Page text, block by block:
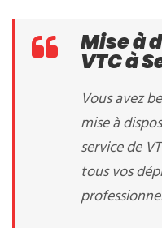
Mise à
VTC à
Vous avez
mise à
service de
tous vos